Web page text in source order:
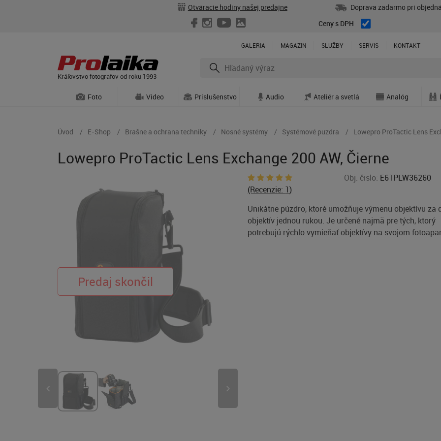
Otváracie hodiny našej predajne
Doprava zadarmo pri
Ceny s DPH
GALÉRIA MAGAZÍN SLUŽBY SERVIS KONTAKT
Kráľovstvo fotografov od roku 1993
Foto Video Príslušenstvo Audio Ateliér a svetlá Analóg
Úvod E-Shop Brašne a ochrana techniky Nosné systémy Systémové puzdra Lowepro ProTactic Lens
Lowepro ProTactic Lens Exchange 200 AW, Čierne
(Recenzie: 1)
Obj. čislo: E61PLW36260
Unikátne púzdro, ktoré umožňuje výmenu objektívu za
objektív jednou rukou. Je určené najmä pre tých, ktorý
potrebujú rýchlo vymieňať objektívy na svojom